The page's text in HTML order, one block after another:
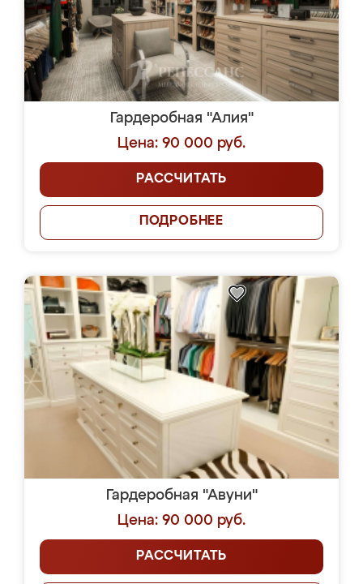
Гардеробная "Алия"
Цена: 90 000 руб.
РАССЧИТАТЬ
ПОДРОБНЕЕ
Гардеробная "Авуни"
Цена: 90 000 руб.
РАССЧИТАТЬ